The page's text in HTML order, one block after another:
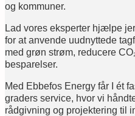
og kommuner.
Lad vores eksperter hjælpe
for at anvende uudnyttede
med grøn strøm, reducere
besparelser.
Med Ebbefos Energy får I ét
graders service, hvor vi
rådgivning og projektering til